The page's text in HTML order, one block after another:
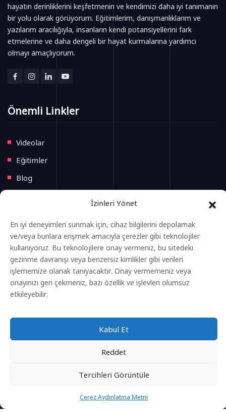
İzinleri Yönet
En iyi deneyimleri sunmak için, cihaz bilgilerini depolamak
ve/veya bunlara erişmek amacıyla çerezler gibi teknolojiler
kullanıyoruz. Bu teknolojilere onay vermeniz, bu sitedeki
gezinme davranışı veya benzersiz kimlikler gibi verileri
işlememize olanak tanıyacaktır. Onay vermemeniz veya
onayınızı geri çekmeniz, bazı özellik ve işlevleri olumsuz
etkileyebilir.
Kabul Et
Reddet
Tercihleri ​​görüntüle
Çerez Aydınlatma Metni
hayatın derinliklerini keşfetmenin ve kendimizi daha iyi tanımanın
bir yolu olarak görüyorum. Eğitimlerim, danışmanlıklarım ve
yazılarım aracılığıyla, insanların kendi potansiyellerini fark
etmelerine ve daha dengeli bir hayat kurmalarına yardımcı
olmayı amaçlıyorum.
Önemli Linkler
Videolar
Eğitimler
Blog
Yeni Başlayacak Eğitimler
Anasayfa
Eğitimler
Gizlilik Politikası
Çerez Aydınlatma Metni
Sitenin Tüm Hakları Laden Baygın'a Aittir.